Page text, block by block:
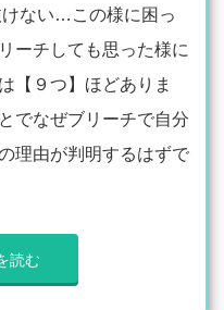
ない…この様に困っ
ーチしても思った様に
【９つ】ほどありま
でなぜブリーチで自分
理由が判明するはずで
読む